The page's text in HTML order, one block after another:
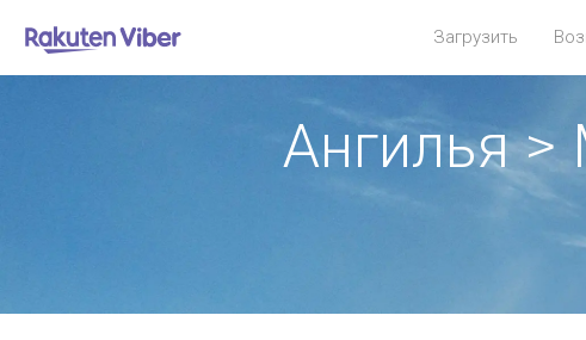
Загрузить
Ангилья